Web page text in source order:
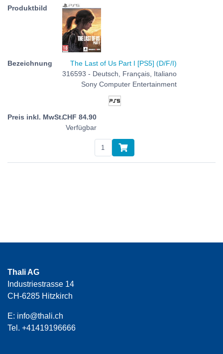
The Last of Us Part I [PS5] (D/F/I)
316593 - Deutsch, Français, Italiano
Sony Computer Entertainment
CHF 84.90
Verfügbar
Thali AG
Industriestrasse 14
CH-6285 Hitzkirch
E: info@thali.ch
Tel. +41419196666